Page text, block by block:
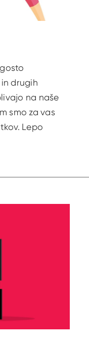
drugih
na naše
smo za vas
Lepo